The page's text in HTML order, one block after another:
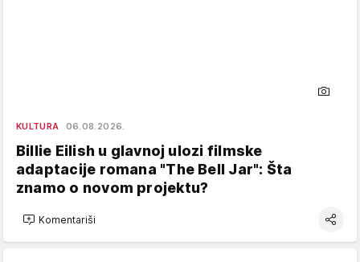
KULTURA 06.08.2026.
Billie Eilish u glavnoj ulozi filmske
adaptacije romana "The Bell Jar": Šta
znamo o novom projektu?
Komentariši